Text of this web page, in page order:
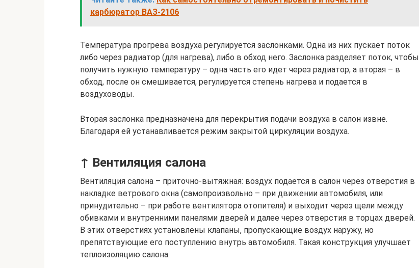
карбюратор ВАЗ-2106
Температура прогрева воздуха регулируется заслонками. Одна из них пускает поток
либо через радиатор (для нагрева), либо в обход него. Заслонка разделяет поток, чтобы
получить нужную температуру – одна часть его идет через радиатор, а вторая – в
обход, после он смешивается, регулируется степень нагрева и подается в
воздуховоды.
Вторая заслонка предназначена для перекрытия подачи воздуха в салон извне.
Благодаря ей устанавливается режим закрытой циркуляции воздуха.
↑ Вентиляция салона
Вентиляция салона – приточно-вытяжная: воздух подается в салон через отверстия в
накладке ветрового окна (самопроизвольно – при движении автомобиля, или
принудительно – при работе вентилятора отопителя) и выходит через щели между
обивками и внутренними панелями дверей и далее через отверстия в торцах дверей.
В этих отверстиях установлены клапаны, пропускающие воздух наружу, но
препятствующие его поступлению внутрь автомобиля. Такая конструкция улучшает
теплоизоляцию салона.